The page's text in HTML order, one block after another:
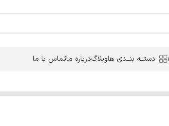
دستــه بنــدی هاوبلاگدرباره ماتماس با ما